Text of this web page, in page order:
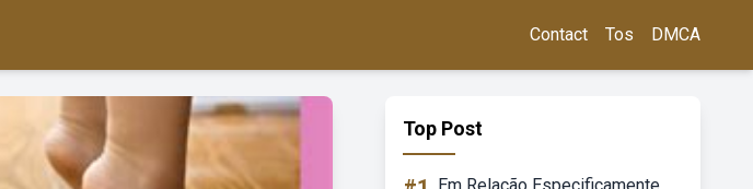
Contact Tos DMCA
Top Post